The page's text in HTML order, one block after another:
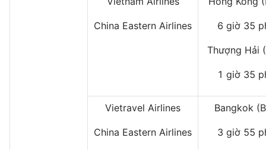
China Eastern Airlines 6 giờ 35
Thượng Hải
1 giờ 35
Vietravel Airlines
China Eastern Airlines
Bangkok
3 giờ 55